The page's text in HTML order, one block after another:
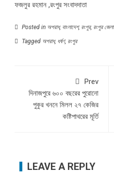
ফজলুর রহমান ,রংপুর সংবাদদাতা
Posted in অপরাধ, বাংলাদেশ, রংপুর, রংপুর জেলা
Tagged অপরাধ, ধর্ষণ, রংপুর
Prev
দিনাজপুরে ৬০০ বছরের পুরোনো
পুকুর খননে মিলল ২৭ কেজির
কষ্টিপাথরের মূর্তি
LEAVE A REPLY